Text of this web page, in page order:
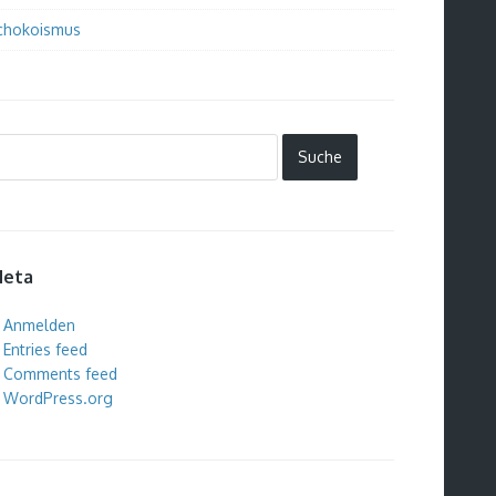
Anmelden
Entries feed
Comments feed
WordPress.org